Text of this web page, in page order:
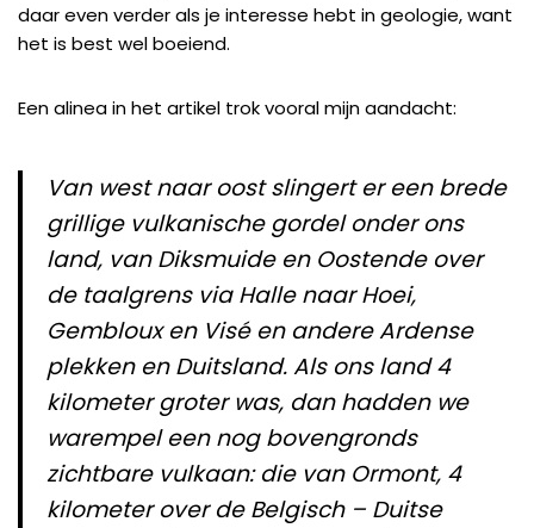
daar even verder als je interesse hebt in geologie, want
het is best wel boeiend.
Een alinea in het artikel trok vooral mijn aandacht:
Van west naar oost slingert er een brede
grillige vulkanische gordel onder ons
land, van Diksmuide en Oostende over
de taalgrens via Halle naar Hoei,
Gembloux en Visé en andere Ardense
plekken en Duitsland. Als ons land 4
kilometer groter was, dan hadden we
warempel een nog bovengronds
zichtbare vulkaan: die van Ormont, 4
kilometer over de Belgisch – Duitse